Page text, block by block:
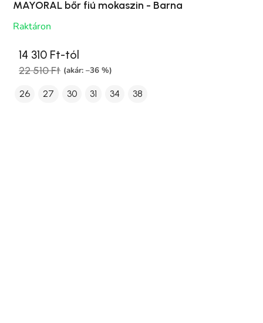
MAYORAL bőr fiú mokaszin - Barna
Raktáron
14 310 Ft-tól
22 510 Ft (akár: –36 %)
26 27 30 31 34 38